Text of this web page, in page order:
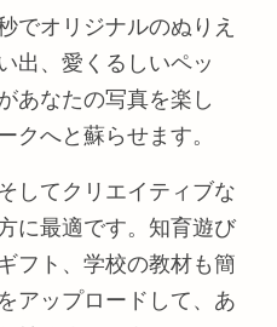
でオリジナルのぬりえ
出、愛くるしいペッ
あなたの写真を楽し
クへと蘇らせます。
してクリエイティブな
に最適です。知育遊び
フト、学校の教材も簡
アップロードして、あ